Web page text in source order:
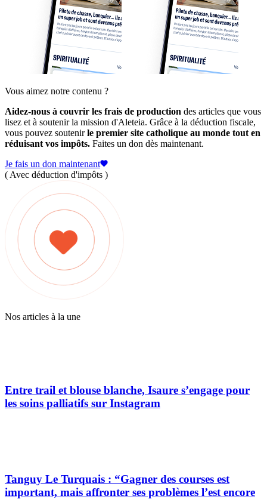
Vous aimez notre contenu ?
Aidez-nous à couvrir les frais de production des articles que vous
lisez et à soutenir la mission d'Aleteia. Grâce à la déduction fiscale,
vous pouvez soutenirle premier site catholique au monde tout en
réduisant vos impôts. Faites un don dès maintenant.
Je fais un don maintenant
( Avec déduction d'impôts )
Nos articles à la une
Entre trail et blouse blanche, Isaure s’engage pour
les soins palliatifs sur Instagram
important, mais affronter ses problèmes l’est encore
plus”